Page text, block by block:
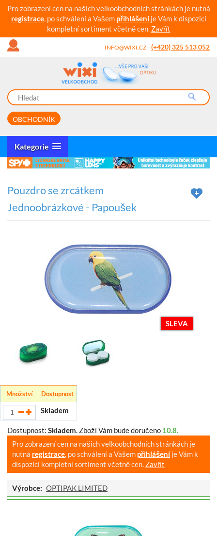
Pro zobrazení cen na našich velkoobchodních stránkách je nutná
registrace, po schválení a Vašem přihlášeníje Vám k dispozici
kompletní sortiment včetně cen. Zavřít
INFO@WIXI.CZ (+420) 325 513 052
OBCHODNÍK
Kategorie
Pouzdro se zrcátkem
Jednoobrázkové - Papoušek
SLEVA
Množství Dostupnost
Skladem
Dostupnost: Skladem. Zboží Vám bude doručeno 10.8.
Pro zobrazení cen na našich velkoobchodních stránkách je
nutná registrace, po schválení a Vašem přihlášeníje Vám k
dispozici kompletní sortiment včetně cen. Zavřít
Výrobce: OPTIPAK LIMITED